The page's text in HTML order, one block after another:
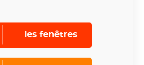
les fenêtres